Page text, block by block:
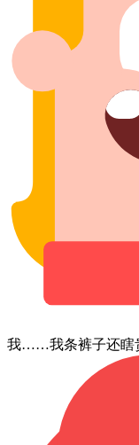
我……⁠我条⁠裤子⁠还⁠瞎⁠